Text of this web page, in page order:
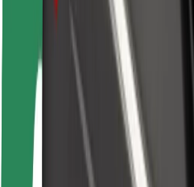
Bezpečnost cestujících
Bezpečnost řidičů
Bezpečnost na koloběžce
Laboratoř bezpečnosti